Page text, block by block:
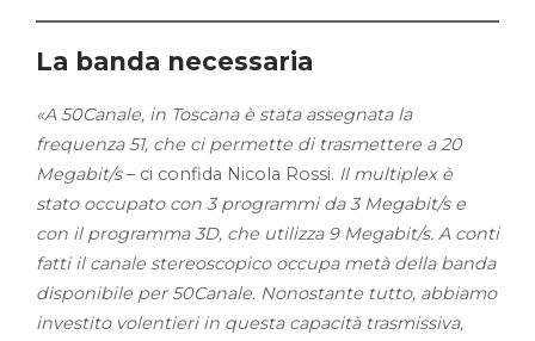
La banda necessaria
«A 50Canale, in Toscana è stata assegnata la
frequenza 51, che ci permette di trasmettere a 20
Megabit/s– ci confida Nicola Rossi. Il multiplex è
stato occupato con 3 programmi da 3 Megabit/s e
con il programma 3D, che utilizza 9 Megabit/s. A conti
fatti il canale stereoscopico occupa metà della banda
disponibile per 50Canale. Nonostante tutto, abbiamo
investito volentieri in questa capacità trasmissiva,